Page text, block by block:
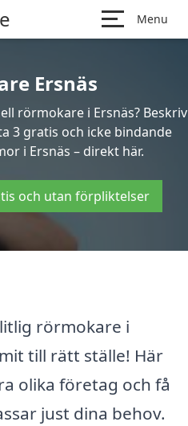
Menu
Ersnäs
rörmokare i Ersnäs? Beskriv
3 gratis och icke bindande
i Ersnäs – direkt här.
och utan förpliktelser
rörmokare i
till rätt ställe! Här
olika företag och få
just dina behov.